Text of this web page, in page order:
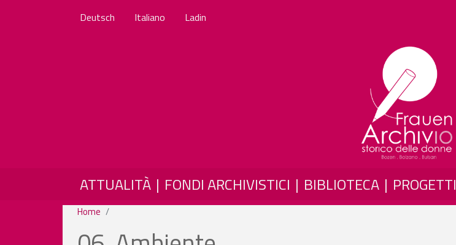
Deutsch Italiano Ladin
MAIN NAVIGATION
ATTUALITÀ FONDI ARCHIVISTICI BIBLIOTECA PROGETTI
Home